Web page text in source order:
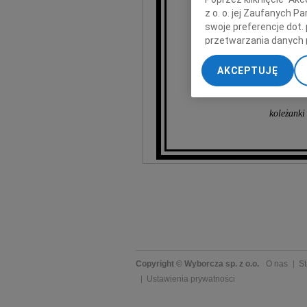
Copyright © Wyborcza sp. z o.o. O nas
Ustawienia prywatności
z o. o. jej Zaufanych
swoje preferencje dot.
przetwarzania danych
„Ustawienia
My, nasi Zaufani
dokładnych danych
Przechowywanie
treści, badnie
AKCEPTUJĘ